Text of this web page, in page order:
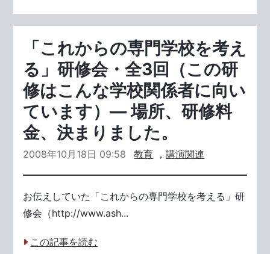
「これからの専門学校を考え
る」研修会・全3回（この研
修はこんな学校関係者に向い
ています）― 場所、研修料
金、決まりました。
2008年10月18日 09:58 教育 ，講演関連
お伝えしていた「これからの専門学校を考える」研
修会（http://www.ash...
この記事を読む